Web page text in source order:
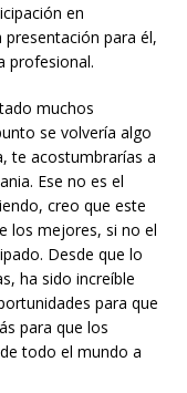
en
presentación para él,
profesional.
muchos
se volvería algo
te acostumbrarías a
Ese no es el
creo que este
los mejores, si no el
Desde que lo
ha sido increíble
para que
para que los
todo el mundo a